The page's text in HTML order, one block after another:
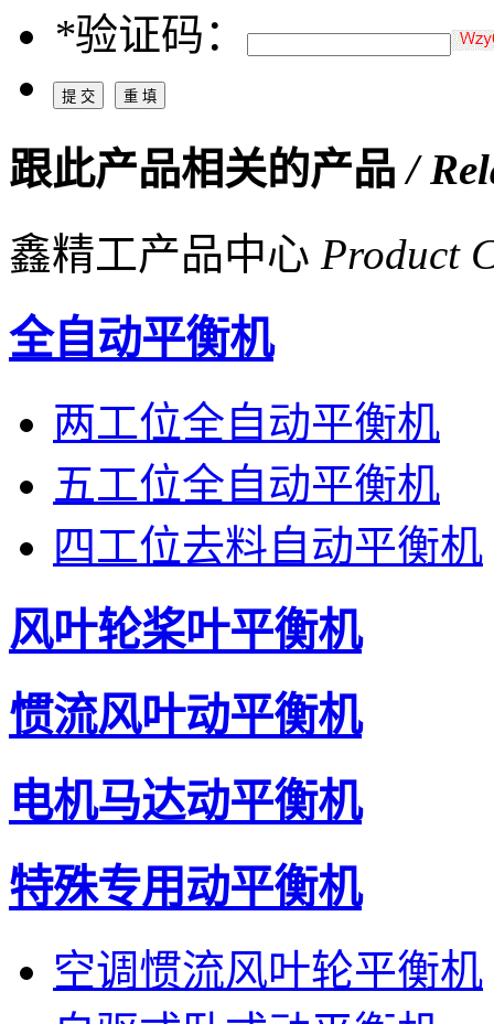
*验证码：
跟此产品相关的产品/
鑫精工产品中心 Product
全自动平衡机
两工位全自动平衡机
五工位全自动平衡机
四工位去料自动平衡机
风叶轮桨叶平衡机
惯流风叶动平衡机
电机马达动平衡机
特殊专用动平衡机
空调惯流风叶轮平衡机